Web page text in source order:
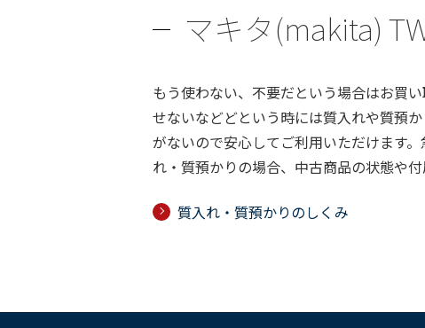
マキタ(makita)
もう使わない、不要だという場合はお買
せないなどどという時には質入れや質預
がないので安心してご利用いただけます
れ・質預かりの場合、中古商品の状態や
質入れ・質預かりのしくみ